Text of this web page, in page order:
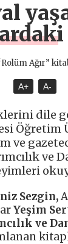
A+ A-
dile
Öğretim
ve
ve
Sezgin,
Yeşim
ve